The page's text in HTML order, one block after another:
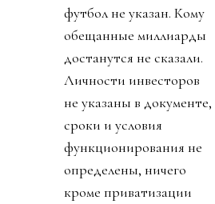
футбол не указан. Кому
обещанные миллиарды
достанутся не сказали.
Личности инвесторов
не указаны в документе,
сроки и условия
функционирования не
определены, ничего
кроме приватизации